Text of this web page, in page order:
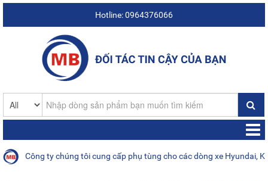
Hotline: 0964376066
Công ty chúng tôi cung cấp phụ tùng cho các dòng xe Hyundai, Kia,